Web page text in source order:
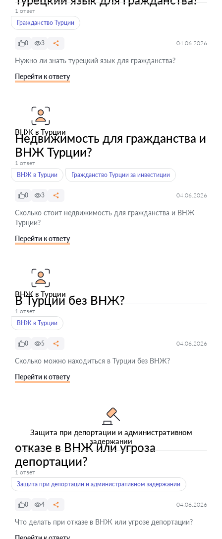
1 ответ
Гражданство Турции
0 3 04.06.2026
Нужно ли знать турецкий язык для гражданства?
Перейти к ответу
ВНЖ в Турции
Недвижимость для гражданства и
ВНЖ Турции?
1 ответ
ВНЖ в Турции
Гражданство Турции за инвестиции
0 3 04.06.2026
Сколько стоит недвижимость для гражданства и ВНЖ
Турции?
Перейти к ответу
ВНЖ в Турции
В Турции без ВНЖ?
1 ответ
ВНЖ в Турции
0 5 04.06.2026
Сколько можно находиться в Турции без ВНЖ?
Перейти к ответу
Защита при депортации и административном
задержании
отказе в ВНЖ или угроза
депортации?
1 ответ
Защита при депортации и административном задержании
0 4 04.06.2026
Что делать при отказе в ВНЖ или угрозе депортации?